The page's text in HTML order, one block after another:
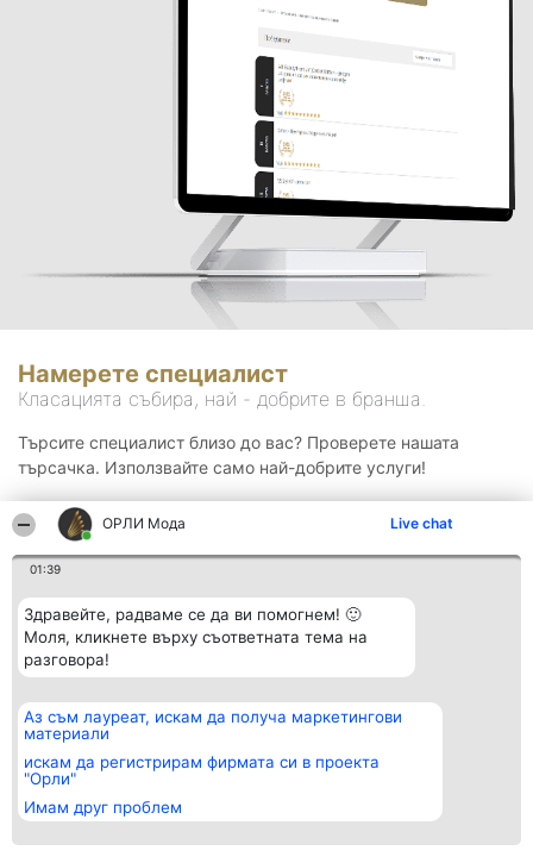
ОРЛИ Мода Live chat
01:39
Здравейте, радваме се да ви помогнем! 🙂
Моля, кликнете върху съответната тема на
разговора!
Аз съм лауреат, искам да получа маркетингови
материали
искам да регистрирам фирмата си в проекта
"Орли"
Имам друг проблем
Намерете специалист
Класацията събира, най - добрите в бранша.
Търсите специалист близо до вас? Проверете нашата
търсачка. Използвайте само най-добрите услуги!
Организатор на
класиране
BulevardulAleea Timișul De
Sus Nr. 2, Bl. A30, Sc. A, Et.
4, Ap. 13
București 53-238
Класация
всички
Статут/Устав
Контакти